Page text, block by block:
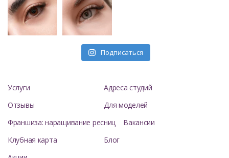
Подписаться
Услуги
Адреса студий
Отзывы
Для моделей
Франшиза: наращивание ресниц
Вакансии
Клубная карта
Блог